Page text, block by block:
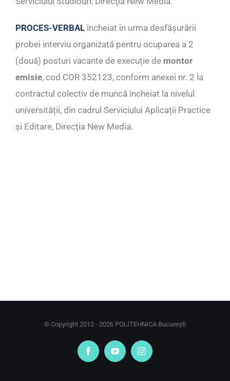
PROCES-VERBAL încheiat în urma desfășurării
probei interviu organizată pentru ocuparea a 2
(două) posturi vacante de execuție de montor
emisie, cod COR 352123, conform anexei nr. 2 la
contractul colectiv de muncă încheiat la nivelul
universității, din cadrul Serviciului Aplicații Practice
și Editare, Direcţia New Media.
© Copyright 2012 - 2026 POLITEHNICA București
FacebookYouTubeInstagram